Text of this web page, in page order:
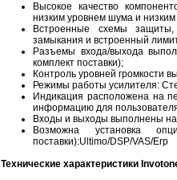
Высокое качество
низким уровнем шума и
Встроенные схемы
замыкания и встроенный
Разъемы входа/выхода
комплект поставки);
Контроль уровней громкости
Режимы работы усилителя:
Индикация расположена на
информацию для
Входы и выходы выполнены
Возможна установка
поставки):Ultimo/DSP/VAS/Erp
Технические характеристики